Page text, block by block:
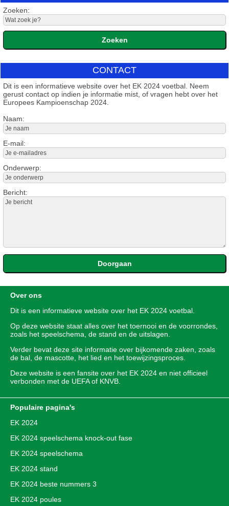
Zoeken:
CONTACT
Dit is een informatieve website over het EK 2024 voetbal. Neem
gerust contact op indien je informatie mist, of vragen hebt over het
Europees Kampioenschap 2024.
Naam:
E-mail:
Onderwerp:
Bericht:
Over ons
Dit is een informatieve website over het EK 2024 voetbal.
Op deze website staat alles over het toernooi en de voorrondes,
zoals het speelschema, de stand en de uitslagen.
Verder bevat deze site informatie over bijkomende zaken, zoals
de bal, de mascotte, het lied en het toewijzingsproces.
Deze website is een fansite over het EK 2024 en niet officieel
verbonden met de UEFA of KNVB.
Populaire pagina's
EK 2024
EK 2024 speelschema knock-out fase
EK 2024 speelschema
EK 2024 stand
EK 2024 beste nummers 3
EK 2024 poules